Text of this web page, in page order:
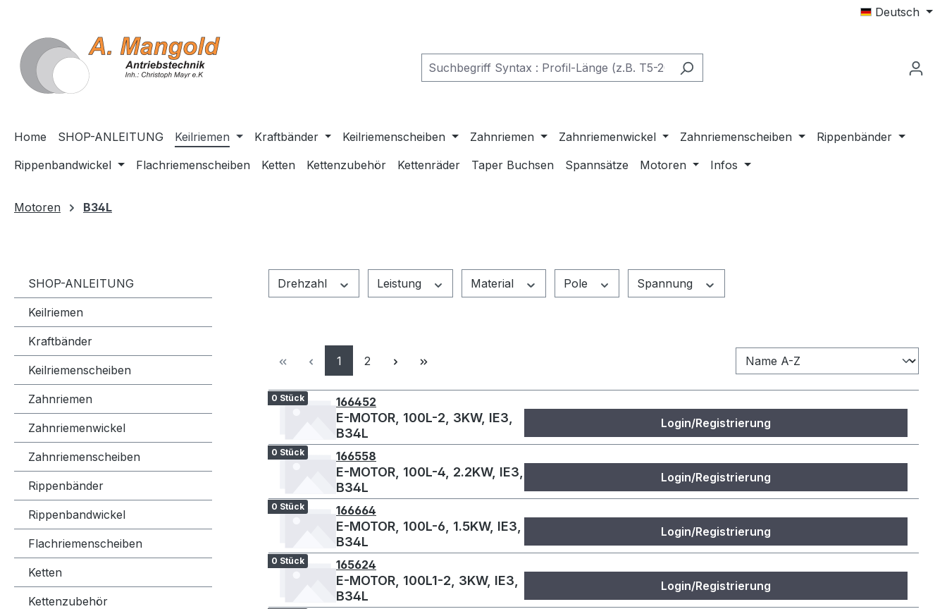
Deutsch
Home SHOP-ANLEITUNG Keilriemen Kraftbänder Keilriemenscheiben Zahnriemen Zahnriemenwickel Zahnriemenscheiben
Rippenbänder
Rippenbandwickel
Flachriemenscheiben Ketten Kettenzubehör Kettenräder Taper Buchsen Spannsätze Motoren Infos
Motoren B34L
SHOP-ANLEITUNG
Keilriemen
Kraftbänder
Keilriemenscheiben
Zahnriemen
Zahnriemenwickel
Zahnriemenscheiben
Rippenbänder
Rippenbandwickel
Flachriemenscheiben
Ketten
Kettenzubehör
Drehzahl Leistung Material Pole Spannung
Seite
1 Seite
2
0 Stück 166452
E-MOTOR, 100L-2, 3KW, IE3,
B34L
Login/Registrierung
0 Stück 166558
E-MOTOR, 100L-4, 2.2KW, IE3,
B34L
Login/Registrierung
0 Stück 166664
E-MOTOR, 100L-6, 1.5KW, IE3,
B34L
Login/Registrierung
0 Stück 165624
E-MOTOR, 100L1-2, 3KW, IE3,
B34L
Login/Registrierung